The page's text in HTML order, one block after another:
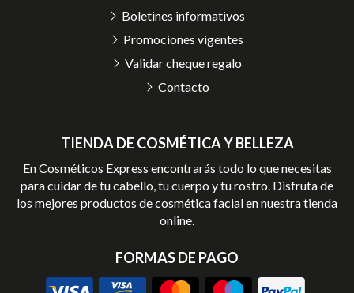
TIENDA DE COSMÉTICA Y BELLEZA
En Cosméticos Express encontrarás todo lo que necesitas
para cuidar de tu cabello, tu cuerpo y tu rostro. Disfruta de
los mejores productos de cosmética facial en nuestra tienda
online.
FORMAS DE PAGO
Boletines informativos
Promociones vigentes
Validar cheque regalo
Contacto